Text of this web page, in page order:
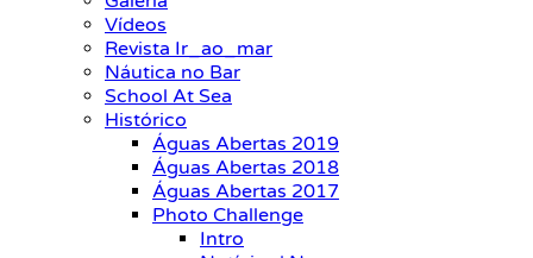
Vídeos
Revista Ir_ao_mar
Náutica no Bar
School At Sea
Histórico
Águas Abertas 2019
Águas Abertas 2018
Águas Abertas 2017
Photo Challenge
Intro